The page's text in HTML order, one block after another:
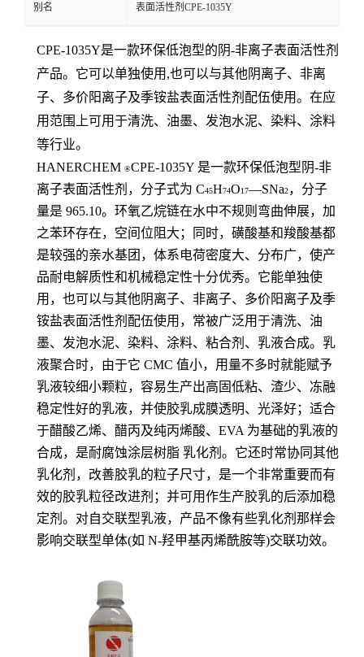
别名 表面活性剂CPE-1035Y
CPE-1035Y是一款环保低泡型的阴-非离子表面活性剂
产品。它可以单独使用,也可以与其他阴离子、非离
子、多价阳离子及季铵盐表面活性剂配伍使用。在应
用范围上可用于清洗、油墨、发泡水泥、染料、涂料
等行业。
HANERCHEM ®CPE-1035Y 是一款环保低泡型阴-非
离子表面活性剂，分子式为 C45H74O17—SNa2，分子
量是 965.10。环氧乙烷链在水中不规则弯曲伸展，加
之苯环存在，空间位阻大；
同时，磺酸基和羧酸基都
是较强的亲水基团，体系电荷密度大、分布广，使产
品耐电解质性和机械稳定性十分优秀。它能单独使
用，也可以与其他阴离子、非离子、多价阳离子及季
铵盐表面活性剂配伍使用，常被广泛用于清洗、油
墨、发泡水泥、染料、涂料、粘合剂、乳液合成。乳
液聚合时，由于它 CMC 值小，用量不多时就能赋予
乳液较细小颗粒，容易生产出高 固低粘、渣少、冻融
稳定性好的乳液，并使胶乳成膜透明、光泽好；适合
于醋酸乙烯、醋丙及纯丙烯酸、EVA 为基础的乳液的
合成，是耐腐蚀涂层树脂 乳化剂。它还时常协同其他
乳化剂，改善胶乳的粒子尺寸，是一个非常重要而有
效的胶乳粒径改进剂；并可用作生产胶乳的后添加稳
定剂。对自交联型乳液，产品不像有些乳化剂那样会
影响交联型单体(如 N-羟甲基丙烯酰胺等)交联功效。